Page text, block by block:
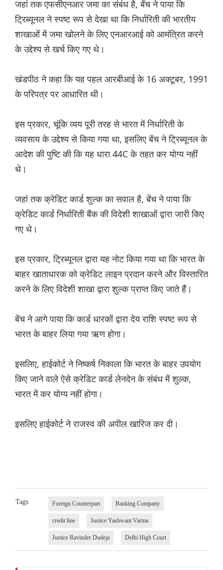
जहां तक एफसीएनआर जमा का संबंध है, बेंच ने पाया कि
ट्रिब्यूनल ने स्पष्ट रूप से देखा था कि निर्धारिती की भारतीय
शाखाओं में जमा खोलने के लिए एनआरआई को आमंत्रित करने
के उद्देश्य से खर्च किए गए थे।
खंडपीठ ने कहा कि यह पहल आरबीआई के 16 अक्टूबर, 1991
के परिपत्र पर आधारित थी।
इस प्रकार, चूंकि व्यय पूरी तरह से भारत में निर्धारिती के
व्यवसाय के उद्देश्य से किया गया था, इसलिए बेंच ने ट्रिब्यूनल के
आदेश की पुष्टि की कि यह धारा 44C के तहत कर योग्य नहीं
थे।
जहां तक क्रेडिट कार्ड शुल्क का सवाल है, बेंच ने पाया कि
क्रेडिट कार्ड निर्धारिती बैंक की विदेशी शाखाओं द्वारा जारी किए
गए थे।
इस प्रकार, ट्रिब्यूनल द्वारा यह नोट किया गया था कि भारत के
बाहर खाताधारक को क्रेडिट लाइन प्रदान करने और विस्तारित
करने के लिए विदेशी शाखा द्वारा शुल्क प्राप्त किए जाते हैं।
बेंच ने आगे पाया कि कार्ड धारकों द्वारा देय राशि स्पष्ट रूप से
भारत के बाहर लिया गया ऋण होगा।
इसलिए, हाईकोर्ट ने निष्कर्ष निकाला कि भारत के बाहर उपयोग
किए जाने वाले ऐसे क्रेडिट कार्ड लेनदेन के संबंध में शुल्क,
भारत में कर योग्य नहीं होगा।
इसलिए हाईकोर्ट ने राजस्व की अपील खारिज कर दी।
Tags Foreign Counterpart Banking Company
credit line Justice Yashwant Varma
Justice Ravinder Dudeja Delhi High Court